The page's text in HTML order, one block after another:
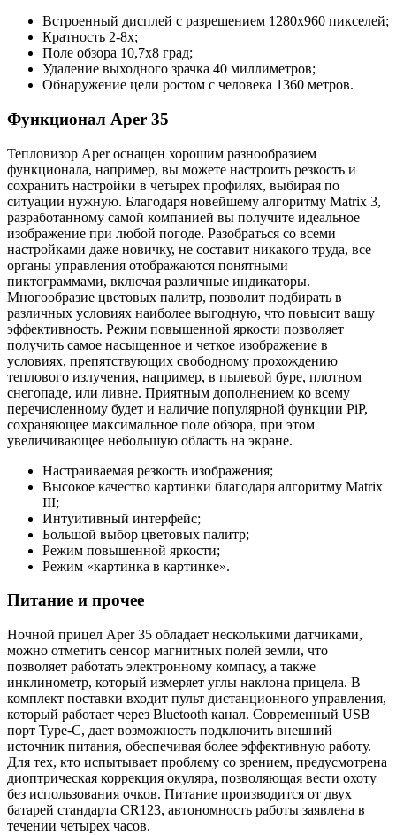
Встроенный дисплей с разрешением 1280х960 пикселей;
Кратность 2-8х;
Поле обзора 10,7х8 град;
Удаление выходного зрачка 40 миллиметров;
Обнаружение цели ростом с человека 1360 метров.
Функционал Aper 35
Тепловизор Aper оснащен хорошим разнообразием
функционала, например, вы можете настроить резкость и
сохранить настройки в четырех профилях, выбирая по
ситуации нужную. Благодаря новейшему алгоритму Matrix 3,
разработанному самой компанией вы получите идеальное
изображение при любой погоде. Разобраться со всеми
настройками даже новичку, не составит никакого труда, все
органы управления отображаются понятными
пиктограммами, включая различные индикаторы.
Многообразие цветовых палитр, позволит подбирать в
различных условиях наиболее выгодную, что повысит вашу
эффективность. Режим повышенной яркости позволяет
получить самое насыщенное и четкое изображение в
условиях, препятствующих свободному прохождению
теплового излучения, например, в пылевой буре, плотном
снегопаде, или ливне. Приятным дополнением ко всему
перечисленному будет и наличие популярной функции PiP,
сохраняющее максимальное поле обзора, при этом
увеличивающее небольшую область на экране.
Настраиваемая резкость изображения;
Высокое качество картинки благодаря алгоритму Matrix
III;
Интуитивный интерфейс;
Большой выбор цветовых палитр;
Режим повышенной яркости;
Режим «картинка в картинке».
Питание и прочее
Ночной прицел Aper 35 обладает несколькими датчиками,
можно отметить сенсор магнитных полей земли, что
позволяет работать электронному компасу, а также
инклинометр, который измеряет углы наклона прицела. В
комплект поставки входит пульт дистанционного управления,
который работает через Bluetooth канал. Современный USB
порт Type-C, дает возможность подключить внешний
источник питания, обеспечивая более эффективную работу.
Для тех, кто испытывает проблему со зрением, предусмотрена
диоптрическая коррекция окуляра, позволяющая вести охоту
без использования очков. Питание производится от двух
батарей стандарта CR123, автономность работы заявлена в
течении четырех часов.